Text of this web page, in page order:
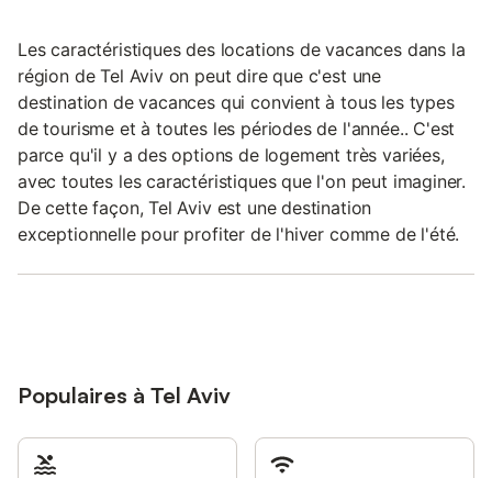
Les caractéristiques des locations de vacances dans la
région de Tel Aviv on peut dire que c'est une
destination de vacances qui convient à tous les types
de tourisme et à toutes les périodes de l'année.. C'est
parce qu'il y a des options de logement très variées,
avec toutes les caractéristiques que l'on peut imaginer.
De cette façon, Tel Aviv est une destination
exceptionnelle pour profiter de l'hiver comme de l'été.
Populaires à Tel Aviv